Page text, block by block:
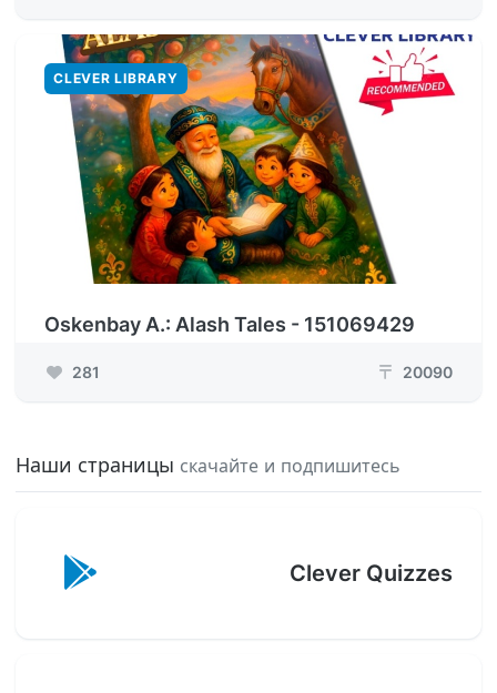
CLEVER LIBRARY
Oskenbay A.: Alash Tales - 151069429
281 ₸ 20090
Наши страницы скачайте и подпишитесь
Clever Quizzes